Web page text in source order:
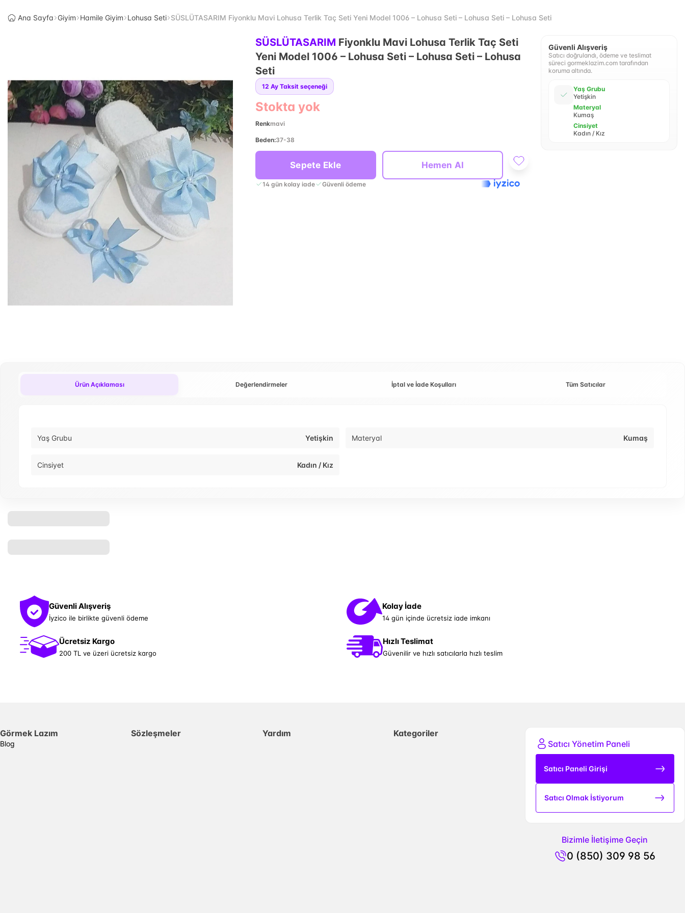
Ana Sayfa Giyim Hamile Giyim Lohusa Seti SÜSLÜTASARIM Fiyonklu Mavi Lohusa Terlik Taç Seti Yeni Model 1006 – Lohusa Seti – Lohusa Seti – Lohusa Seti
SÜSLÜTASARIM Fiyonklu Mavi Lohusa Terlik Taç Seti
Yeni Model 1006 – Lohusa Seti – Lohusa Seti – Lohusa
Seti
12 Ay Taksit seçeneği
Stokta yok
Renkmavi
Beden:37-38
Sepete Ekle Hemen Al
14 gün kolay iade Güvenli ödeme
Güvenli Alışveriş
Satıcı doğrulandı, ödeme ve teslimat
süreci gormeklazim.com tarafından
koruma altında.
Yaş Grubu
Yetişkin
Materyal
Kumaş
Cinsiyet
Kadın / Kız
Ürün Açıklaması Değerlendirmeler İptal ve İade Koşulları Tüm Satıcılar
Yaş Grubu Yetişkin Materyal Kumaş
Cinsiyet Kadın / Kız
Güvenli Alışveriş
İyzico ile birlikte güvenli ödeme
Kolay İade
14 gün içinde ücretsiz iade imkanı
Ücretsiz Kargo
200 TL ve üzeri ücretsiz kargo
Hızlı Teslimat
Güvenilir ve hızlı satıcılarla hızlı teslim
Görmek Lazım
Blog
Sözleşmeler Yardım
Kategoriler
Satıcı Yönetim Paneli
Satıcı Paneli Girişi
Satıcı Olmak İstiyorum
Bizimle İletişime Geçin
0 (850) 309 98 56